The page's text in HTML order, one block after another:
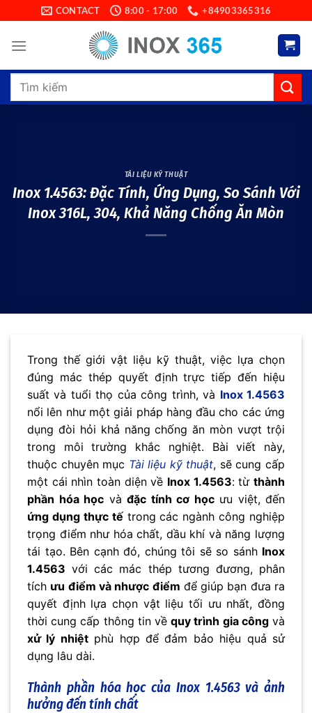
to
content
CONTACT 8:00 - 17:00 +84903365316
Search
TÀI LIỆU KỸ THUẬT
Inox 1.4563: Đặc Tính, Ứng Dụng, So Sánh Với
Inox 316L, 304, Khả Năng Chống Ăn Mòn
Trong thế giới vật liệu kỹ thuật, việc lựa chọn
đúng mác thép quyết định trực tiếp đến hiệu
suất và tuổi thọ của công trình, và Inox 1.4563
nổi lên như một giải pháp hàng đầu cho các ứng
dụng đòi hỏi khả năng chống ăn mòn vượt trội
trong môi trường khắc nghiệt. Bài viết này,
thuộc chuyên mục Tài liệu kỹ thuật, sẽ cung cấp
một cái nhìn toàn diện về Inox 1.4563: từthành
phần hóa học và đặc tính cơ họcưu việt, đến
ứng dụng thực tếtrong các ngành công nghiệp
trọng điểm như hóa chất, dầu khí và năng lượng
tái tạo. Bên cạnh đó, chúng tôi sẽ so sánh Inox
1.4563 với các mác thép tương đương, phân
tích ưu điểm và nhược điểm để giúp bạn đưa ra
quyết định lựa chọn vật liệu tối ưu nhất, đồng
thời cung cấp thông tin vềquy trình gia côngvà
xử lý nhiệtphù hợp để đảm bảo hiệu quả sử
dụng lâu dài.
Thành phần hóa học của Inox 1.4563 và ảnh
hưởng đến tính chất